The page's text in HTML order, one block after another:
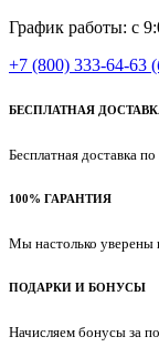
График работы: с
+7 (800) 333-64-63
БЕСПЛАТНАЯ
Бесплатная доставка
100% ГАРАНТИЯ
Мы настолько уверены
ПОДАРКИ И БОНУСЫ
Начисляем бонусы за